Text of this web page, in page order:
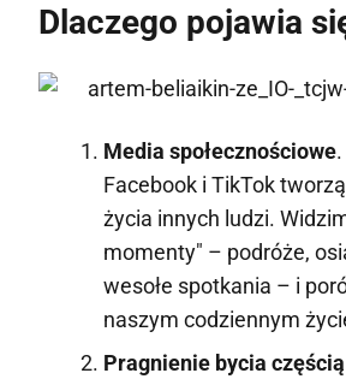
Dlaczego pojawia
Media społecznościowe
Facebook i TikTok
życia innych ludzi.
momenty" – podróże,
wesołe spotkania – i
naszym codziennym
Pragnienie bycia